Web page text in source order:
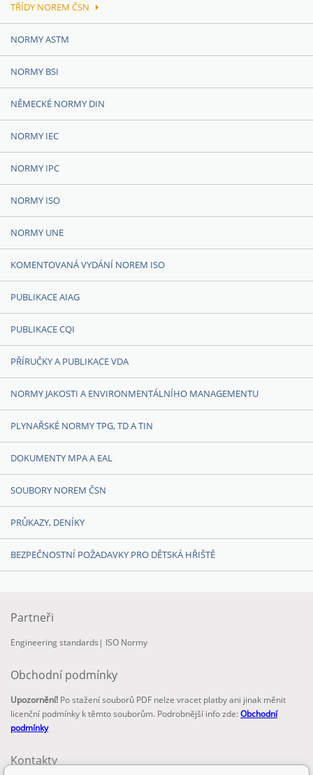
TŘÍDY NOREM ČSN
NORMY ASTM
NORMY BSI
NĚMECKÉ NORMY DIN
NORMY IEC
NORMY IPC
NORMY ISO
NORMY UNE
KOMENTOVANÁ VYDÁNÍ NOREM ISO
PUBLIKACE AIAG
PUBLIKACE CQI
PŘÍRUČKY A PUBLIKACE VDA
NORMY JAKOSTI A ENVIRONMENTÁLNÍHO MANAGEMENTU
PLYNAŘSKÉ NORMY TPG, TD A TIN
DOKUMENTY MPA A EAL
SOUBORY NOREM ČSN
PRŮKAZY, DENÍKY
BEZPEČNOSTNÍ POŽADAVKY PRO DĚTSKÁ HŘIŠTĚ
Partneři
Engineering standards | ISO Normy
Obchodní podmínky
Upozornění! Po stažení souborů PDF nelze vracet platby ani jinak měnit
licenční podmínky k těmto souborům. Podrobnější info zde:Obchodní
podmínky
Kontakty